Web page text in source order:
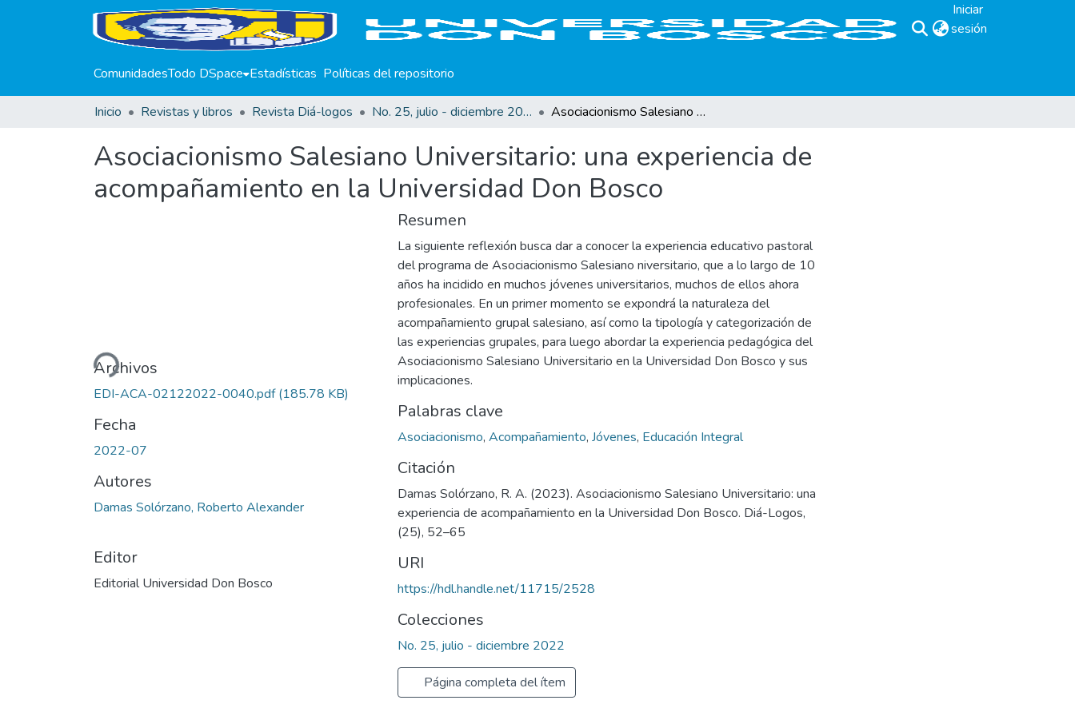
Iniciar
sesión
ComunidadesTodo DSpace Estadísticas Políticas del repositorio
Inicio Revistas y libros Revista Diá-logos No. 25, julio - diciembre 2022 Asociacionismo Salesiano Universitario: una experiencia de acompañamiento en la Universidad Don Bosco
Asociacionismo Salesiano Universitario: una experiencia de
acompañamiento en la Universidad Don Bosco
Cargando...
Archivos
EDI-ACA-02122022-0040.pdf(185.78 KB)
Fecha
2022-07
Autores
Damas Solórzano, Roberto Alexander
Editor
Editorial Universidad Don Bosco
Resumen
La siguiente reflexión busca dar a conocer la experiencia educativo pastoral
del programa de Asociacionismo Salesiano niversitario, que a lo largo de 10
años ha incidido en muchos jóvenes universitarios, muchos de ellos ahora
profesionales. En un primer momento se expondrá la naturaleza del
acompañamiento grupal salesiano, así como la tipología y categorización de
las experiencias grupales, para luego abordar la experiencia pedagógica del
Asociacionismo Salesiano Universitario en la Universidad Don Bosco y sus
implicaciones.
Palabras clave
Asociacionismo, Acompañamiento, Jóvenes, Educación Integral
Citación
Damas Solórzano, R. A. (2023). Asociacionismo Salesiano Universitario: una
experiencia de acompañamiento en la Universidad Don Bosco. Diá-Logos,
(25), 52–65
URI
https://hdl.handle.net/11715/2528
Colecciones
No. 25, julio - diciembre 2022
Página completa del ítem